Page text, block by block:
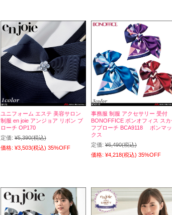
ユニフォーム エステ 美容サロン
制服 en joie アンジョア リボン ブ
ローチ OP170
定価: ¥5,390(税込)
価格: ¥3,503(税込) 35%OFF
事務服 制服 アクセサリー 受付
BONOFFICE ボンオフィス スカ
フブローチ BCA9118 ボンマッ
クス
定価: ¥6,490(税込)
価格: ¥4,218(税込) 35%OFF